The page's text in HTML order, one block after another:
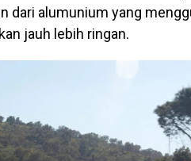
dari alumunium yang
jauh lebih ringan.